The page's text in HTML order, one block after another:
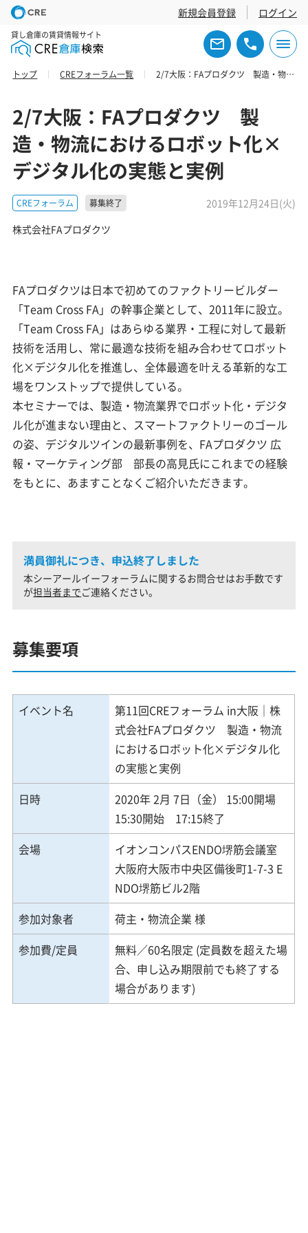
新規会員登録 ログイン
貸し倉庫の賃貸情報サイト
トップ CREフォーラム一覧 2/7大阪：FAプロダクツ 製造・物流におけるロボット化×デジタル化の実態と実例
2/7大阪：FAプロダクツ 製
造・物流におけるロボット化×
デジタル化の実態と実例
CREフォーラム 募集終了
2019年12月24日(火)
株式会社FAプロダクツ
FAプロダクツは日本で初めてのファクトリービルダー
「Team Cross FA」の幹事企業として、2011年に設立。
「Team Cross FA」はあらゆる業界・工程に対して最新
技術を活用し、常に最適な技術を組み合わせてロボット
化×デジタル化を推進し、全体最適を叶える革新的な工
場をワンストップで提供している。
本セミナーでは、製造・物流業界でロボット化・デジタ
ル化が進まない理由と、スマートファクトリーのゴール
の姿、デジタルツインの最新事例を、FAプロダクツ 広
報・マーケティング部 部長の高見氏にこれまでの経験
をもとに、あますことなくご紹介いただきます。
満員御礼につき、申込終了しました
本シーアールイーフォーラムに関するお問合せはお手数です
が担当者までご連絡ください。
募集要項
イベント名
第11回CREフォーラム in大阪｜株
式会社FAプロダクツ 製造・物流
におけるロボット化×デジタル化
の実態と実例
日時
2020年 2月 7日（金） 15:00開場
15:30開始 17:15終了
会場
イオンコンパスENDO堺筋会議室
大阪府大阪市中央区備後町1-7-3 E
NDO堺筋ビル2階
参加対象者
荷主・物流企業 様
参加費/定員
無料／60名限定 (定員数を超えた場
合、申し込み期限前でも終了する
場合があります)